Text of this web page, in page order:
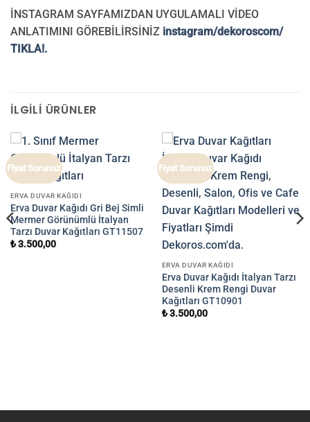
İNSTAGRAM SAYFAMIZDAN UYGULAMALI VİDEO
ANLATIMINI GÖREBİLİRSİNİZ instagram/dekoroscom/
TIKLA!.
İLGILI ÜRÜNLER
Fiyat Sorunuz
ERVA DUVAR KAĞIDI
Erva Duvar Kağıdı Gri Bej Simli
Mermer Görünümlü İtalyan
Tarzı Duvar Kağıtları GT11507
₺3.500,00
Fiyat Sorunuz
ERVA DUVAR KAĞIDI
Erva Duvar Kağıdı İtalyan Tarzı
Desenli Krem Rengi Duvar
Kağıtları GT10901
₺3.500,00